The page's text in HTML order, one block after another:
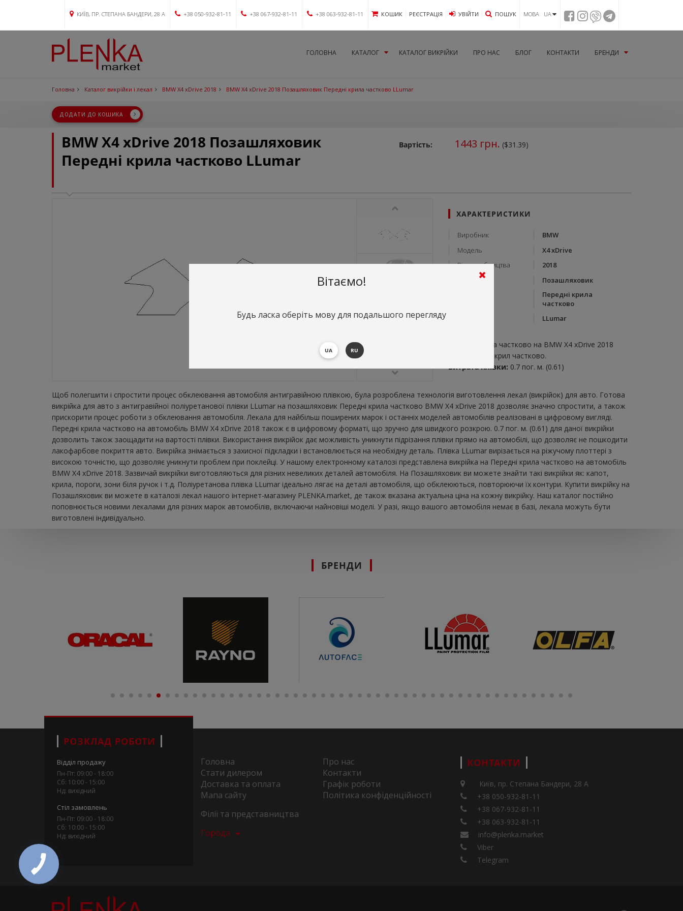
КИЇВ, ПР. СТЕПАНА БАНДЕРИ, 28 А +38 050-932-81-11 +38 067-932-81-11 +38 063-932-81-11 КОШИК РЕЄСТРАЦІЯ УВIЙТИ ПОШУК МОВА UA
ГОЛОВНА КАТАЛОГ КАТАЛОГ ВИКРІЙКИ ПРО НАС БЛОГ КОНТАКТИ БРЕНДИ
Головна Каталог викрійки і лекал BMW X4 xDrive 2018 BMW X4 xDrive 2018 Позашляховик Передні крила частково LLumar
ДОДАТИ ДО КОШИКА
BMW X4 xDrive 2018 Позашляховик
Передні крила частково LLumar
Вартість: 1443 грн. ($31.39)
ХАРАКТЕРИСТИКИ
Виробник
BMW
Модель
X4 xDrive
Рік виробництва
2018
Тип кузову
Позашляховик
Передні крила
частково
LLumar
Передні крила частково на BMW X4 xDrive 2018
Викрійка для крил частково.
Витрата плівки: 0.7 пог. м. (0.61)
Щоб полегшити і спростити процес обклеювання автомобіля антигравійною плівкою, була розроблена технологія виготовлення лекал (викрійок) для авто. Готова
викрійка для авто з антигравійної поліуретанової плівки LLumar на позашляховик Передні крила частково BMW X4 xDrive 2018 дозволяє значно спростити, а також
прискорити процес роботи з обклеювання автомобіля. Лекала для найбільш поширених марок і останніх моделей автомобілів реалізовані в цифровому вигляді.
Передні крила частково на автомобіль BMW X4 xDrive 2018 також є в цифровому форматі, що зручно для швидкого розкрою. 0.7 пог. м. (0.61) для даної викрійки
дозволить також заощадити на вартості плівки. Використання викрійок дає можливість уникнути підрізання плівки прямо на автомобілі, що дозволяє не пошкодити
лакофарбове покриття авто. Викрійка знімається з захисної підкладки і встановлюється на необхідну деталь. Плівка LLumar вирізається на ріжучому плоттері з
високою точністю, що дозволяє уникнути проблем при поклейці. У нашому електронному каталозі представлена ​​викрійка на Передні крила частково на автомобіль
BMW X4 xDrive 2018. Зазвичай викрійки виготовляються для різних невеликих деталей автомобіля. На Позашляховик ви можете знайти такі викрійки як: капот,
крила, пороги, зони біля ручок і т.д. Поліуретанова плівка LLumar ідеально лягає на деталі автомобіля, що обклеюються, повторюючи їх контури. Купити викрійку на
Позашляховик ви можете в каталозі лекал нашого інтернет-магазину PLENKA.market, де також вказана актуальна ціна на кожну викрійку. Наш каталог постійно
поповнюється новими лекалами для різних марок автомобілів, включаючи найновіші моделі. У разі, якщо вашого автомобіля немає в базі, лекала можуть бути
виготовлені індивідуально.
БРЕНДИ
РОЗКЛАД РОБОТИ
Відділ продажу
Пн-Пт: 09:00 - 18:00
Сб: 10:00 - 15:00
Нд: вихідний
Стіл замовлень
Пн-Пт: 09:00 - 18:00
Сб: 10:00 - 15:00
Нд: вихідний
Головна
Про нас
Стати дилером
Контакти
Доставка та оплата
Графік роботи
Мапа сайту
Політика конфіденційності
Філії та представництва
Города
КОНТАКТИ
Київ, пр. Степана Бандери, 28 А
+38 050-932-81-11
+38 067-932-81-11
+38 063-932-81-11
info@plenka.market
Viber
Telegram
Вітаємо!
Будь ласка оберіть мову для подальшого перегляду
UA RU